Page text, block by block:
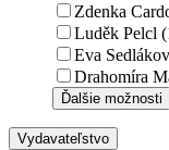
Zdenka
Luděk Pelcl
Eva
Drahomíra
Ďalšie možnosti
Vydavateľstvo